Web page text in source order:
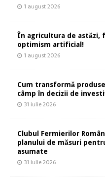
1 august 2026
În agricultura de astăzi,
optimism artificial!
1 august 2026
Cum transformă
câmp în decizii de
31 iulie 2026
Clubul Fermierilor
planului de măsuri
asumate
31 iulie 2026